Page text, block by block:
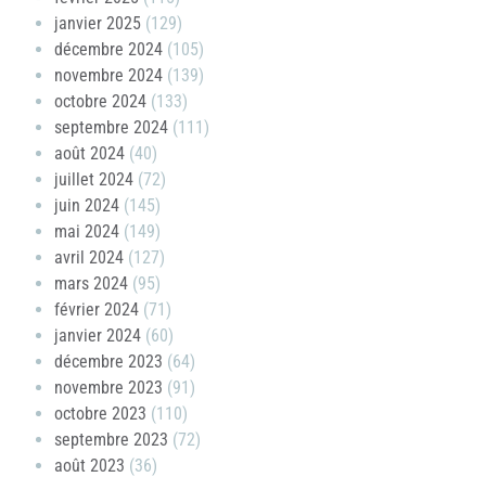
janvier 2025 (129)
décembre 2024 (105)
novembre 2024 (139)
octobre 2024 (133)
septembre 2024 (111)
août 2024 (40)
juillet 2024 (72)
juin 2024 (145)
mai 2024 (149)
avril 2024 (127)
mars 2024 (95)
février 2024 (71)
janvier 2024 (60)
décembre 2023 (64)
novembre 2023 (91)
octobre 2023 (110)
septembre 2023 (72)
août 2023 (36)